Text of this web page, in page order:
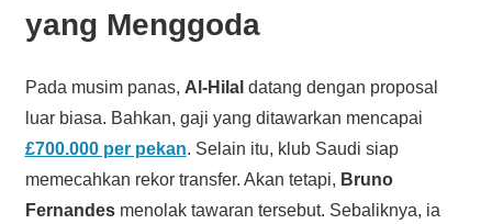
yang Menggoda
Pada musim panas, Al-Hilal datang dengan proposal
luar biasa. Bahkan, gaji yang ditawarkan mencapai
£700.000 per pekan. Selain itu, klub Saudi siap
memecahkan rekor transfer. Akan tetapi, Bruno
Fernandesmenolak tawaran tersebut. Sebaliknya, ia